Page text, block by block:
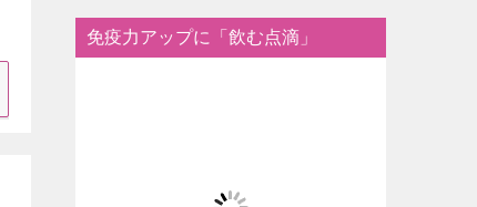
免疫力アップに「飲む点滴」